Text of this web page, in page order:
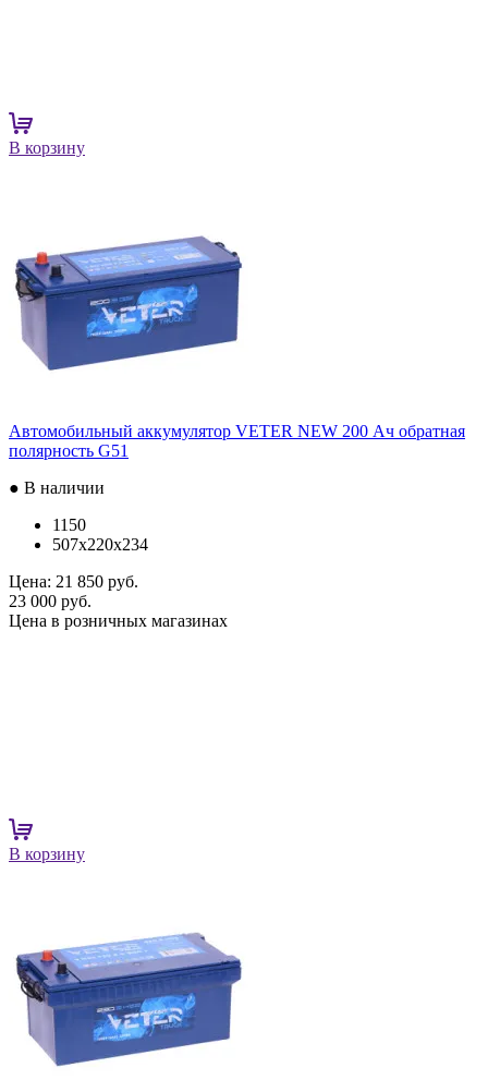
В корзину
Автомобильный аккумулятор VETER NEW 200 Ач обратная
полярность G51
● В наличии
1150
507x220x234
Цена: 21 850 руб.
23 000 руб.
Цена в розничных магазинах
В корзину